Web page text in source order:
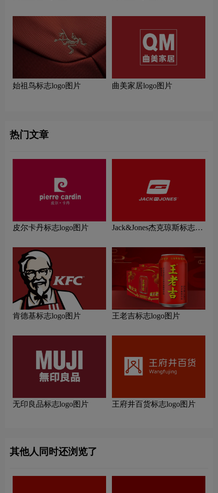
始祖鸟标志logo图片 曲美家居logo图片
热门文章
皮尔卡丹标志logo图片
Jack&Jones杰克琼斯标志
肯德基标志logo图片 王老吉标志logo图片
无印良品标志logo图片 王府井百货标志logo图片
其他人同时还浏览了